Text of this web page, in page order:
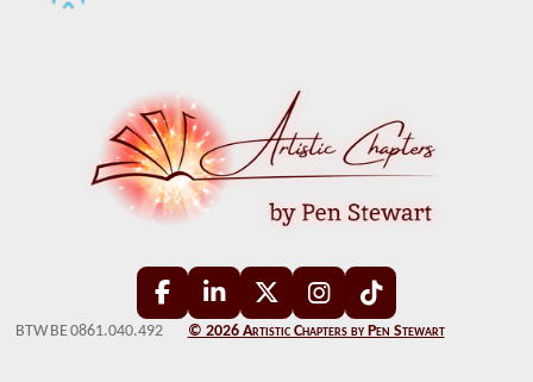
F
a
L
i
X
I
n
T
i
BTW BE 0861.040.492 © 2026 Artistic Chapters by Pen Stewart